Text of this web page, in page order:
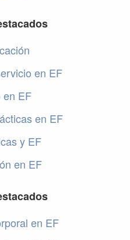
en EF
en EF
en EF
y EF
en EF
en EF